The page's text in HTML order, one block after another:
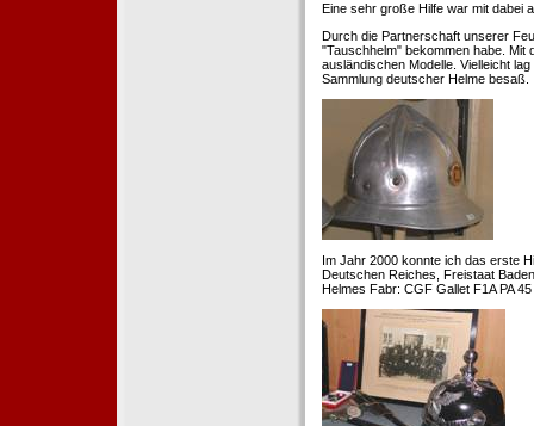
Eine sehr große Hilfe war mit dabei
Durch die Partnerschaft unserer
"Tauschhelm" bekommen habe. Mit
ausländischen Modelle. Vielleicht
Sammlung deutscher Helme besaß.
Im Jahr 2000 konnte ich das erste
Deutschen Reiches, Freistaat
Helmes Fabr: CGF Gallet F1A PA